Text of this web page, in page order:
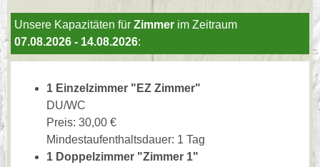
Unsere Kapazitäten für Zimmer im Zeitraum
07.08.2026 - 14.08.2026:
1 Einzelzimmer "EZ Zimmer"
DU/WC
Preis: 30,00 €
Mindestaufenthaltsdauer: 1 Tag
1 Doppelzimmer "Zimmer 1"